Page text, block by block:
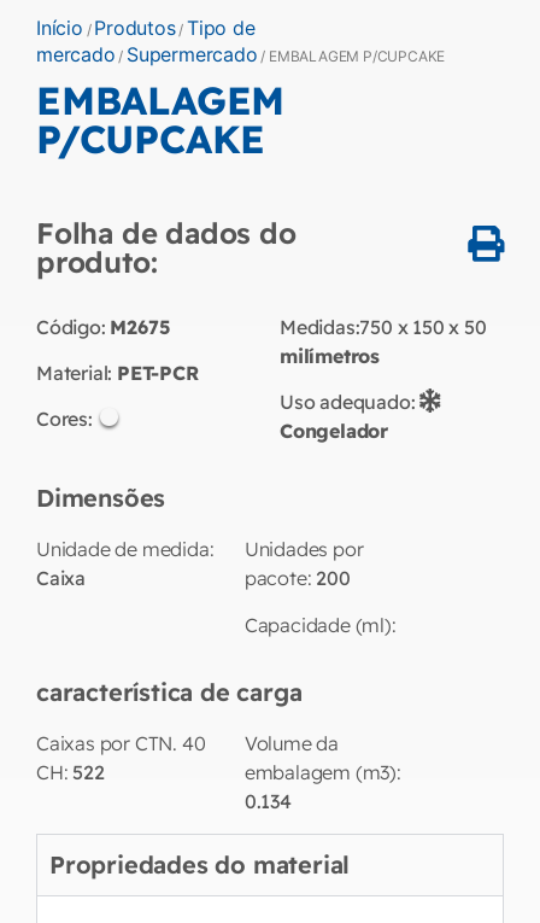
Início / Produtos/Tipo de
mercado / Supermercado / EMBALAGEM P/CUPCAKE
EMBALAGEM
P/CUPCAKE
Folha de dados do
produto:
Código: M2675
Material: PET-PCR
Cores:
Medidas:750 x 150 x 50
milímetros
Uso adequado:
Congelador
Dimensões
Unidade de medida:
Caixa
Unidades por
pacote: 200
Capacidade (ml):
característica de carga
Caixas por CTN. 40
CH:522
Volume da
embalagem (m3):
0.134
Propriedades do material